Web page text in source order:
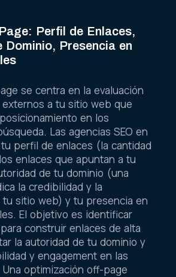
Perfil de Enlaces,
Dominio, Presencia en
se centra en la evaluación
a tu sitio web que
en los
Las agencias SEO en
tu perfil de enlaces (la cantidad
enlaces que apuntan a tu
de tu dominio (una
la credibilidad y la
sitio web) y tu presencia en
El objetivo es identificar
construir enlaces de alta
la autoridad de tu dominio y
y engagement en las
optimización off-page